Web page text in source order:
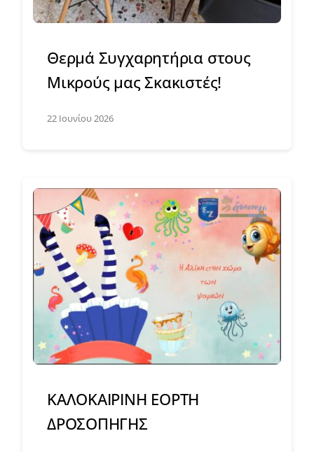
Θερμά Συγχαρητήρια στους
Μικρούς μας Σκακιστές!
22 Ιουνίου 2026
ΚΑΛΟΚΑΙΡΙΝΗ ΕΟΡΤΗ
ΔΡΟΣΟΠΗΓΗΣ